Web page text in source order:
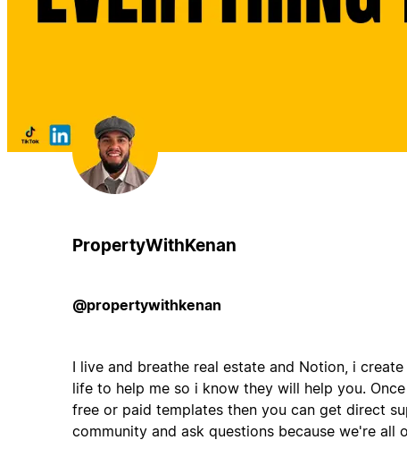
PropertyWithKenan
@propertywithkenan
I live and breathe real estate and Notion, i
life to help me so i know they will help you.
free or paid templates then you can get direct
community and ask questions because we're all